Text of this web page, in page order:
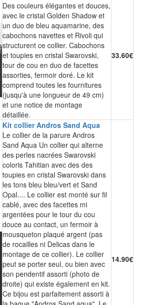
Des couleurs élégantes et douces,
avec le cristal Golden Shadow et
un duo de bleu aquamarine, des
cabochons navettes et Rivoli qui
structurent ce collier. Cabochons
et toupies en cristal Swarovski,
tour de cou en duo de facettes
assorties, fermoir doré. Le kit
comprend toutes les fournitures
(jusqu'à une longueur de 49 cm)
et une notice de montage
détaillée.
33.60€
Kit collier Andros Sand Aqua
Le collier de la parure Andros
Sand Aqua Un collier qui alterne
des perles nacrées Swarovski
coloris Tahitian avec des des
toupies en cristal Swarovski dans
les tons bleu bleu/vert et Sand
Opal.... Le collier est monté sur fil
cablé, avec des facettes mi
argentées pour le tour du cou
douce au contact, un fermoir à
mousqueton plaqué argent (pas
de rocailles ni Delicas dans le
montage de ce collier). Le collier
peut se porter seul, ou bien avec
son pendentif assorti (photo de
droite) qui existe également en kit.
Ce bijou est parfaitement assorti à
14.90€